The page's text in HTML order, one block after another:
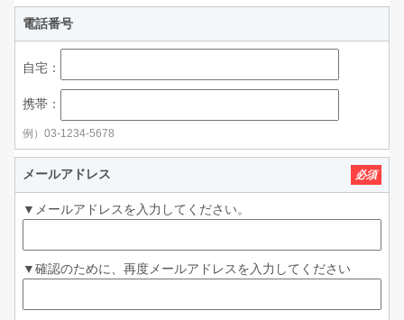
電話番号
自宅：
携帯：
例）03-1234-5678
メールアドレス 必須
▼メールアドレスを入力してください。
▼確認のために、再度メールアドレスを入力してください